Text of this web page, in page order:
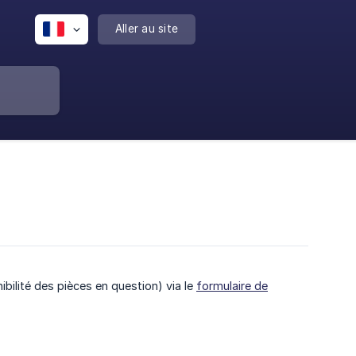
Aller au site
des pièces en question) via le formulaire de